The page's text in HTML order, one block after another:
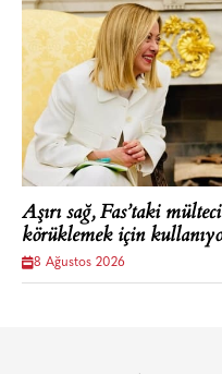
Aşırı sağ, Fas’taki
körüklemek için
8 Ağustos 2026